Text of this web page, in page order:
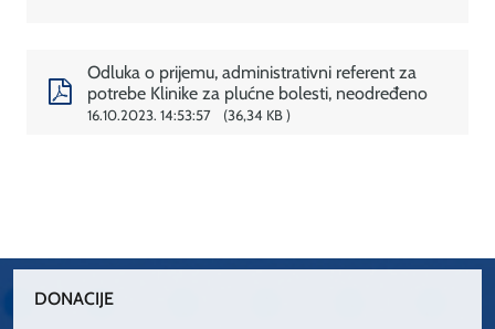
Odluka o prijemu, administrativni referent za
potrebe Klinike za plućne bolesti, neodređeno
16.10.2023. 14:53:57 36,34 KB
DONACIJE